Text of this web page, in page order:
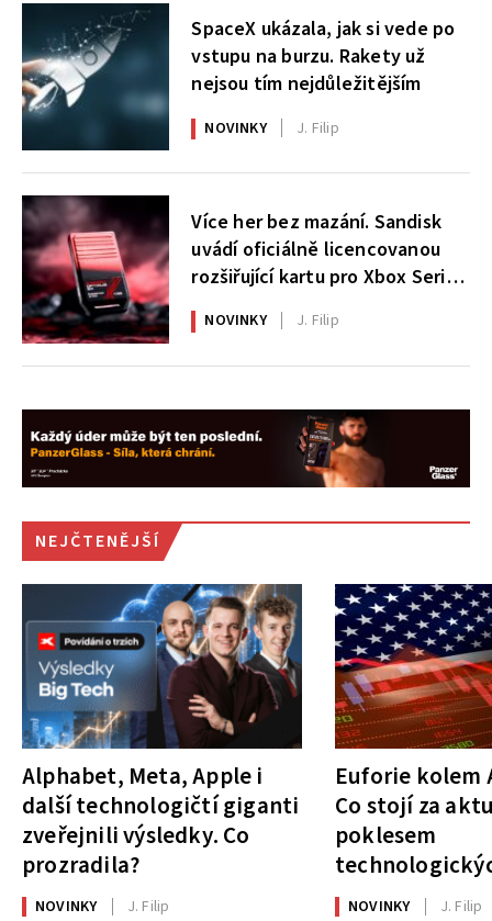
SpaceX ukázala, jak si vede po
vstupu na burzu. Rakety už
nejsou tím nejdůležitějším
NOVINKY J. Filip
Více her bez mazání. Sandisk
uvádí oficiálně licencovanou
rozšiřující kartu pro Xbox Series
X|S
NOVINKY J. Filip
NEJČTENĚJŠÍ
Alphabet, Meta, Apple i
další technologičtí giganti
zveřejnili výsledky. Co
prozradila?
NOVINKY J. Filip
Euforie kolem
Co stojí za
poklesem
NOVINKY J. Filip